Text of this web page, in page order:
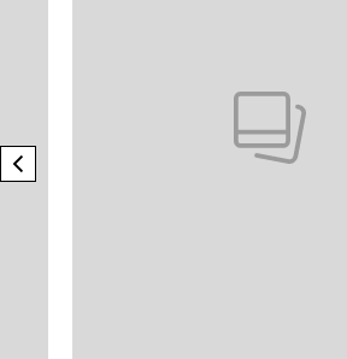
previous element